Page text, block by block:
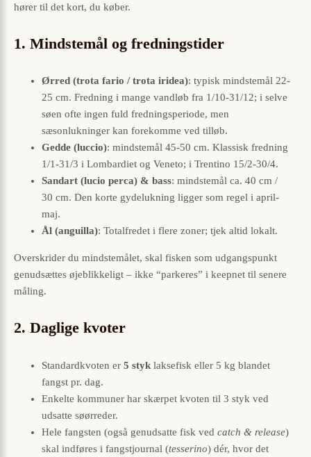
hører til det kort, du køber.
1. Mindstemål og fredningstider
Ørred (trota fario / trota iridea): typisk mindstemål 22-
25 cm. Fredning i mange vandløb fra 1/10-31/12; i selve
søen ofte ingen fuld fredningsperiode, men
sæsonlukninger kan forekomme ved tilløb.
Gedde (luccio): mindstemål 45-50 cm. Klassisk fredning
1/1-31/3 i Lombardiet og Veneto; i Trentino 15/2-30/4.
Sandart (lucio perca) & bass: mindstemål ca. 40 cm /
30 cm. Den korte gydelukning ligger som regel i april-
maj.
Ål (anguilla): Totalfredet i flere zoner; tjek altid lokalt.
Overskrider du mindstemålet, skal fisken som udgangspunkt
genudsættes øjeblikkeligt – ikke “parkeres” i keepnet til senere
måling.
2. Daglige kvoter
Standardkvoten er 5 styk laksefisk eller 5 kg blandet
fangst pr. dag.
Enkelte kommuner har skærpet kvoten til 3 styk ved
udsatte søørreder.
Hele fangsten (også genudsatte fisk ved catch & release)
skal indføres i fangstjournal (tesserino) dér, hvor det